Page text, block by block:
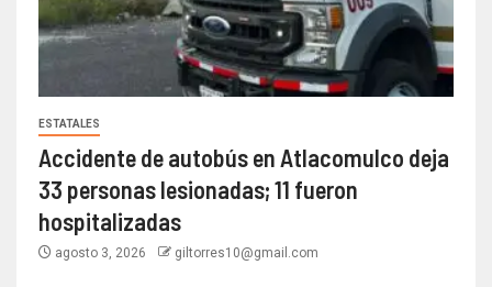
ESTATALES
Accidente de autobús en Atlacomulco deja
33 personas lesionadas; 11 fueron
hospitalizadas
agosto 3, 2026 giltorres10@gmail.com